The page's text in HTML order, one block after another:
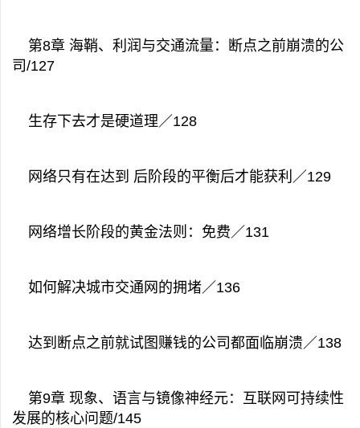
第8章 海鞘、利润与交通流量：断点之前崩溃的公
司/127
生存下去才是硬道理／128
网络只有在达到 后阶段的平衡后才能获利／129
网络增长阶段的黄金法则：免费／131
如何解决城市交通网的拥堵／136
达到断点之前就试图赚钱的公司都面临崩溃／138
第9章 现象、语言与镜像神经元：互联网可持续性
发展的核心问题/145